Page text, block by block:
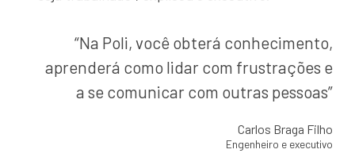
“Na Poli, você obterá conhecimento,
aprenderá como lidar com frustrações e
a se comunicar com outras pessoas”
Carlos Braga Filho
Engenheiro e executivo